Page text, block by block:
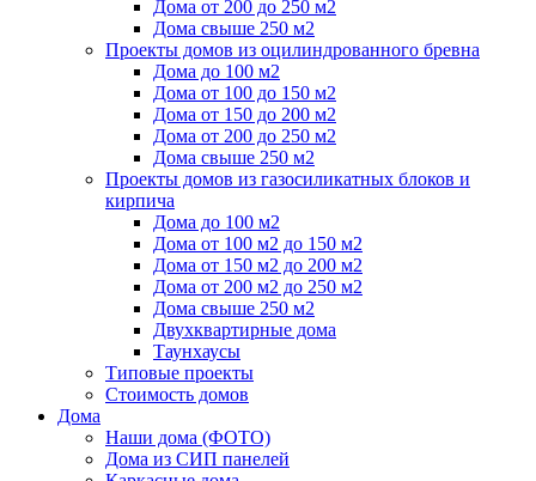
Дома от 200 до 250 м2
Дома свыше 250 м2
Проекты домов из оцилиндрованного бревна
Дома до 100 м2
Дома от 100 до 150 м2
Дома от 150 до 200 м2
Дома от 200 до 250 м2
Дома свыше 250 м2
Проекты домов из газосиликатных блоков и
кирпича
Дома до 100 м2
Дома от 100 м2 до 150 м2
Дома от 150 м2 до 200 м2
Дома от 200 м2 до 250 м2
Дома свыше 250 м2
Двухквартирные дома
Таунхаусы
Типовые проекты
Стоимость домов
Дома
Наши дома (ФОТО)
Дома из СИП панелей